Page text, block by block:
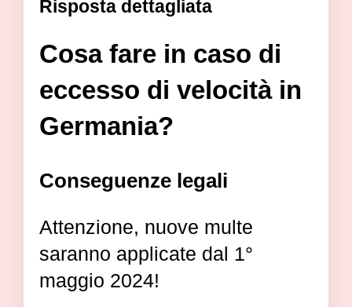
Risposta dettagliata
Cosa fare in caso di
eccesso di velocità in
Germania?
Conseguenze legali
Attenzione, nuove multe
saranno applicate dal 1°
maggio 2024!